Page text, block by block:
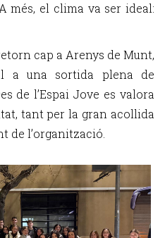
més, el clima va ser ideal:
cap a Arenys de Munt,
a una sortida plena de
de l’Espai Jove es valora
tant per la gran acollida
de l’organització.